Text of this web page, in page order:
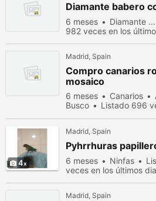
Diamante babero
6 meses Diamante ...
982 veces en los
Madrid, Spain
Compro canarios
mosaico
6 meses Canarios
Busco
Listado 696
4
Madrid, Spain
Pyhrrhuras
6 meses Ninfas
veces en los últimos
Madrid, Spain